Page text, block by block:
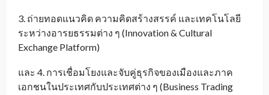
3. ถ่ายทอดแนวคิด ความคิดสร้างสรรค์ และเทคโนโลยี
ระหว่างอารยธรรมต่าง ๆ (Innovation & Cultural
Exchange Platform)
และ 4. การเชื่อมโยงและจับคู่ธุรกิจของเมืองและภาค
เอกชนในประเทศกับประเทศต่าง ๆ (Business Trading